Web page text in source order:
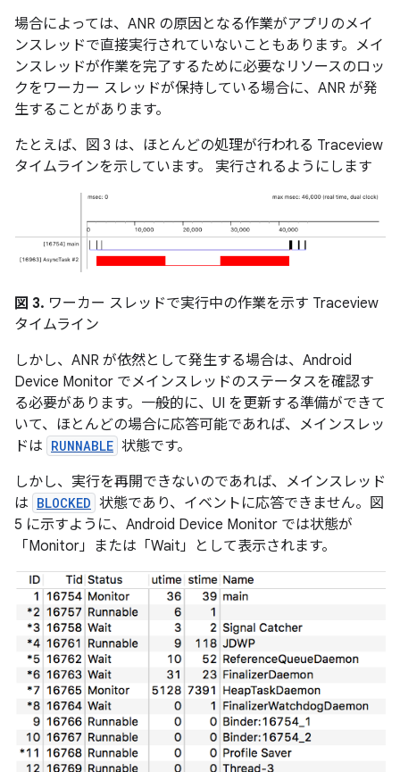
場合によっては、ANR の原因となる作業がアプリのメイ
ンスレッドで直接実行されていないこともあります。メイ
ンスレッドが作業を完了するために必要なリソースのロッ
クをワーカー スレッドが保持している場合に、ANR が発
生することがあります。
たとえば、図 3 は、ほとんどの処理が行われる Traceview
タイムラインを示しています。 実行されるようにします
図 3. ワーカー スレッドで実行中の作業を示す Traceview
タイムライン
しかし、ANR が依然として発生する場合は、Android
Device Monitor でメインスレッドのステータスを確認す
る必要があります。一般的に、UI を更新する準備ができて
いて、ほとんどの場合に応答可能であれば、メインスレッ
ドは RUNNABLE 状態です。
しかし、実行を再開できないのであれば、メインスレッド
は BLOCKED 状態であり、イベントに応答できません。図
5 に示すように、Android Device Monitor では状態が
「Monitor」または 「Wait」として表示されます。